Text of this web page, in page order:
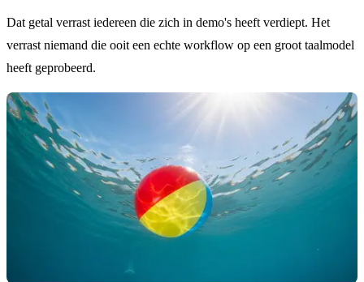
Dat getal verrast iedereen die zich in demo's heeft verdiept. Het
verrast niemand die ooit een echte workflow op een groot taalmodel
heeft geprobeerd.